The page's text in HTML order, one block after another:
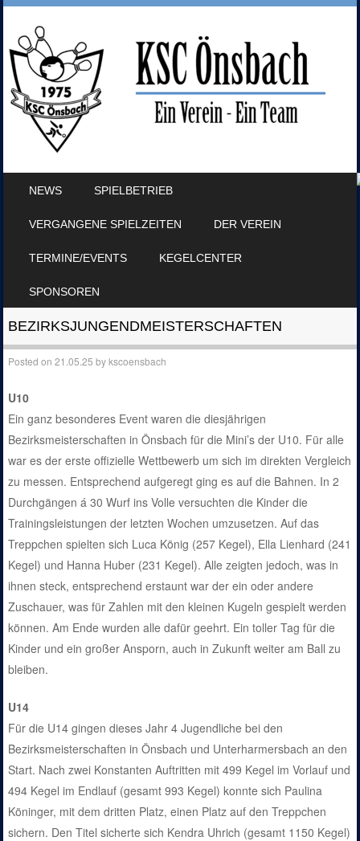
NEWS SPIELBETRIEB
VERGANGENE SPIELZEITEN DER VEREIN
TERMINE/EVENTS KEGELCENTER
SPONSOREN
BEZIRKSJUNGENDMEISTERSCHAFTEN
Posted on21.05.25 bykscoensbach
U10
Ein ganz besonderes Event waren die diesjährigen
Bezirksmeisterschaften in Önsbach für die Mini’s der U10. Für alle
war es der erste offizielle Wettbewerb um sich im direkten Vergleich
zu messen. Entsprechend aufgeregt ging es auf die Bahnen. In 2
Durchgängen á 30 Wurf ins Volle versuchten die Kinder die
Trainingsleistungen der letzten Wochen umzusetzen. Auf das
Treppchen spielten sich Luca König (257 Kegel), Ella Lienhard (241
Kegel) und Hanna Huber (231 Kegel). Alle zeigten jedoch, was in
ihnen steck, entsprechend erstaunt war der ein oder andere
Zuschauer, was für Zahlen mit den kleinen Kugeln gespielt werden
können. Am Ende wurden alle dafür geehrt. Ein toller Tag für die
Kinder und ein großer Ansporn, auch in Zukunft weiter am Ball zu
bleiben.
U14
Für die U14 gingen dieses Jahr 4 Jugendliche bei den
Bezirksmeisterschaften in Önsbach und Unterharmersbach an den
Start. Nach zwei Konstanten Auftritten mit 499 Kegel im Vorlauf und
494 Kegel im Endlauf (gesamt 993 Kegel) konnte sich Paulina
Köninger, mit dem dritten Platz, einen Platz auf den Treppchen
sichern. Den Titel sicherte sich Kendra Uhrich (gesamt 1150 Kegel)